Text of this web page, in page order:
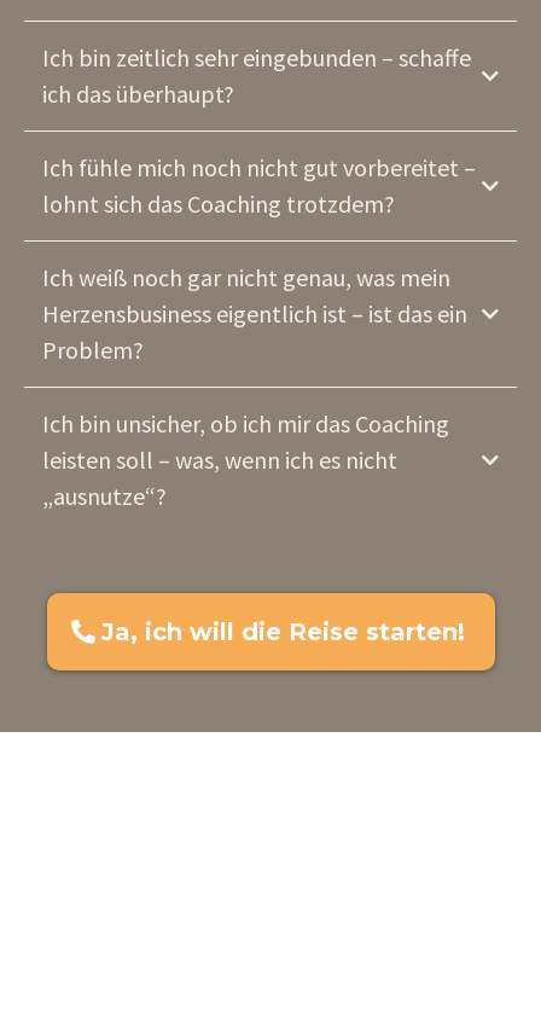
Ich bin zeitlich sehr eingebunden – schaffe
ich das überhaupt?
Ich fühle mich noch nicht gut vorbereitet –
lohnt sich das Coaching trotzdem?
Ich weiß noch gar nicht genau, was mein
Herzensbusiness eigentlich ist – ist das ein
Problem?
Ich bin unsicher, ob ich mir das Coaching
leisten soll – was, wenn ich es nicht
„ausnutze“?
Ja, ich will die Reise starten!